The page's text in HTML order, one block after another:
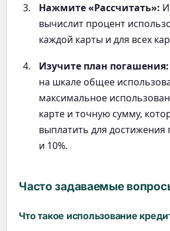
Нажмите «Рассчитать»:
вычислит процент
каждой карты и для всех
Изучите план погашения:
на шкале общее
максимальное
карте и точную сумму,
выплатить для достижения
и 10%.
Часто задаваемые
Что такое использование